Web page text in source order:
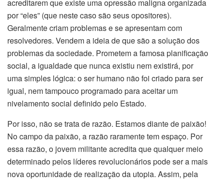
acreditarem que existe uma opressão maligna organizada
por “eles” (que neste caso são seus opositores).
Geralmente criam problemas e se apresentam com
resolvedores. Vendem a ideia de que são a solução dos
problemas da sociedade. Prometem a famosa planificação
social, a igualdade que nunca existiu nem existirá, por
uma simples lógica: o ser humano não foi criado para ser
igual, nem tampouco programado para aceitar um
nivelamento social definido pelo Estado.
Por isso, não se trata de razão. Estamos diante de paixão!
No campo da paixão, a razão raramente tem espaço. Por
essa razão, o jovem militante acredita que qualquer meio
determinado pelos líderes revolucionários pode ser a mais
nova oportunidade de realização da utopia. Assim, pela